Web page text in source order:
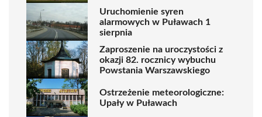
Uruchomienie syren
alarmowych w Puławach 1
sierpnia
Zaproszenie na uroczystości z
okazji 82. rocznicy wybuchu
Powstania Warszawskiego
Ostrzeżenie meteorologiczne:
Upały w Puławach